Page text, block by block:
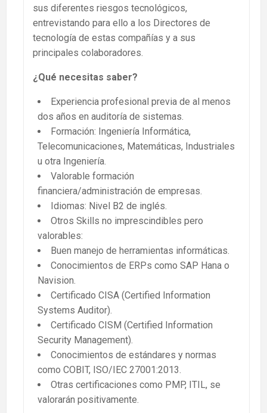
sus diferentes riesgos tecnológicos,
entrevistando para ello a los Directores de
tecnología de estas compañías y a sus
principales colaboradores.
¿Qué necesitas saber?
Experiencia profesional previa de al menos
dos años en auditoría de sistemas.
Formación: Ingeniería Informática,
Telecomunicaciones, Matemáticas, Industriales
u otra Ingeniería.
Valorable formación
financiera/administración de empresas.
Idiomas: Nivel B2 de inglés.
Otros Skills no imprescindibles pero
valorables:
Buen manejo de herramientas informáticas.
Conocimientos de ERPs como SAP Hana o
Navision.
Certificado CISA (Certified Information
Systems Auditor).
Certificado CISM (Certified Information
Security Management).
Conocimientos de estándares y normas
como COBIT, ISO/IEC 27001:2013.
Otras certificaciones como PMP, ITIL, se
valorarán positivamente.